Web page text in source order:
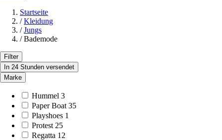
Startseite
/ Kleidung
/ Jungs
/ Bademode
Filter
In 24 Stunden versendet
Marke
Hummel 3
Paper Boat 35
Playshoes 1
Protest 25
Regatta 12